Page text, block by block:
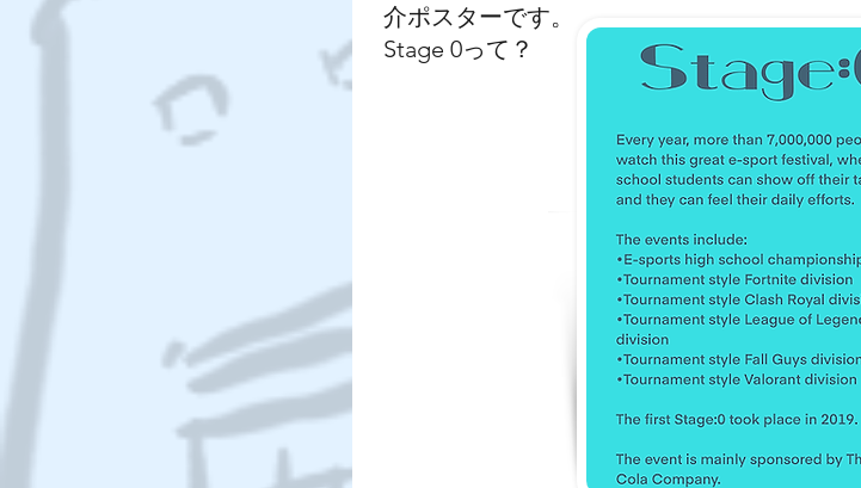
介ポスターです。
​Stage 0って？